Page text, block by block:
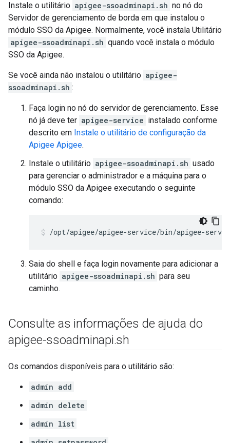
Instale o utilitário apigee-ssoadminapi.sh no nó do
Servidor de gerenciamento de borda em que instalou o
módulo SSO da Apigee. Normalmente, você instala Utilitário
apigee-ssoadminapi.sh quando você instala o módulo
SSO da Apigee.
Se você ainda não instalou o utilitário apigee-
ssoadminapi.sh :
Faça login no nó do servidor de gerenciamento. Esse
nó já deve ter apigee-service instalado conforme
descrito em Instale o utilitário de configuração da
Apigee Apigee.
Instale o utilitário apigee-ssoadminapi.sh usado
para gerenciar o administrador e a máquina para o
módulo SSO da Apigee executando o seguinte
comando:
/opt/apigee/apigee-service/bin/apigee-
Saia do shell e faça login novamente para adicionar a
utilitário apigee-ssoadminapi.sh para seu
caminho.
Consulte as informações de ajuda do
apigee-ssoadminapi.sh
Os comandos disponíveis para o utilitário são:
admin add
admin delete
admin list